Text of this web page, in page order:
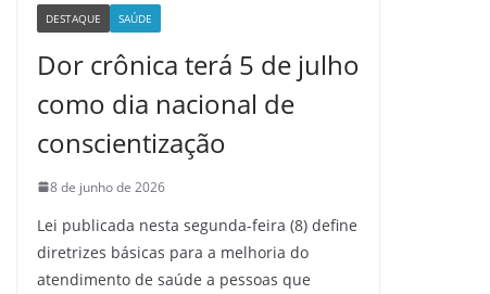
DESTAQUE SAÚDE
Dor crônica terá 5 de julho
como dia nacional de
conscientização
8 de junho de 2026
Lei publicada nesta segunda-feira (8) define
diretrizes básicas para a melhoria do
atendimento de saúde a pessoas que